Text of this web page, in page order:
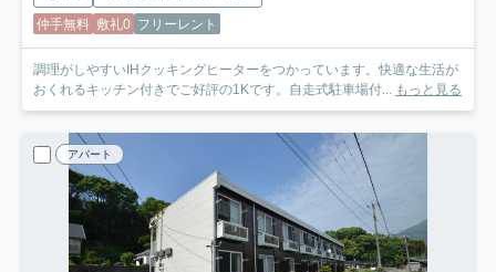
仲手無料 敷礼0 フリーレント
調理がしやすいIHクッキングヒーターをつかっています。快適な生活が
おくれるキッチン付きでご好評の1Kです。自走式駐車場付... もっと見る
アパート